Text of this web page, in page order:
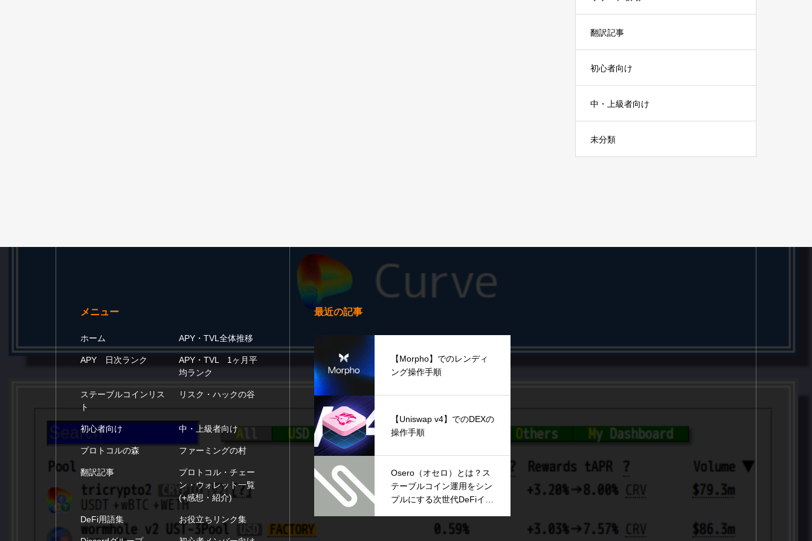
翻訳記事
初心者向け
中・上級者向け
未分類
メニュー
ホーム APY・TVL全体推移
APY 日次ランク
APY・TVL 1ヶ月平
均ランク
ステーブルコインリス
ト
リスク・ハックの谷
初心者向け 中・上級者向け
プロトコルの森 ファーミングの村
翻訳記事
プロトコル・チェー
ン・ウォレット一覧
(+感想・紹介)
DeFi用語集 お役立ちリンク集
最近の記事
【Morpho】でのレンディ
ング操作手順
【Uniswap v4】でのDEXの
操作手順
Osero（オセロ）とは？ス
テーブルコイン運用をシン
プルにする次世代DeFiイン